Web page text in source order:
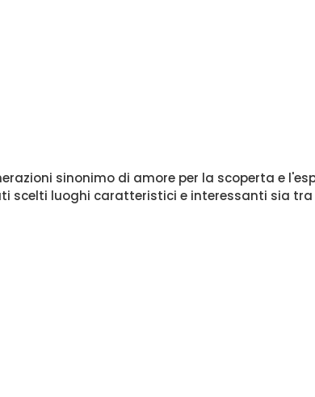
sinonimo di amore per la scoperta e
scelti luoghi caratteristici e interessanti sia